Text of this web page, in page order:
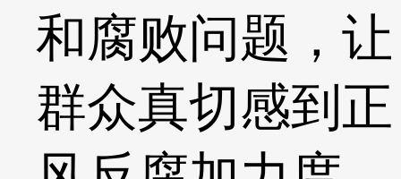
和腐败问题，让
群众真切感到正